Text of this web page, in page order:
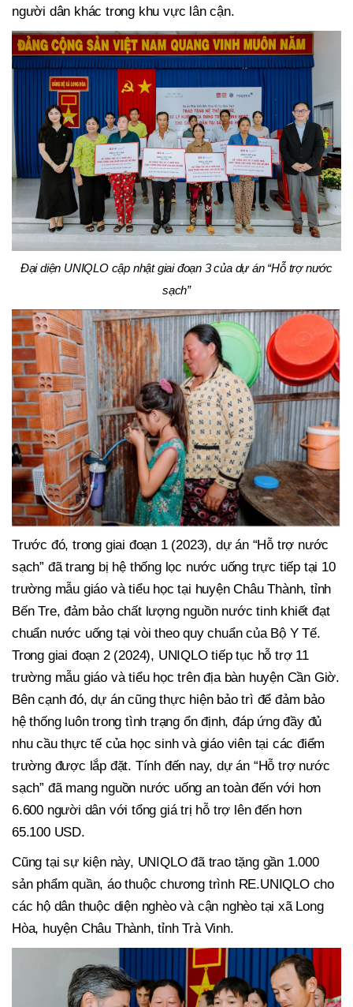
người dân khác trong khu vực lân cận.
Đại diện UNIQLO cập nhật giai đoạn 3 của dự án “Hỗ trợ nước
sạch”
Trước đó, trong giai đoạn 1 (2023), dự án “Hỗ trợ nước
sạch” đã trang bị hệ thống lọc nước uống trực tiếp tại 10
trường mẫu giáo và tiểu học tại huyện Châu Thành, tỉnh
Bến Tre, đảm bảo chất lượng nguồn nước tinh khiết đạt
chuẩn nước uống tại vòi theo quy chuẩn của Bộ Y Tế.
Trong giai đoạn 2 (2024), UNIQLO tiếp tục hỗ trợ 11
trường mẫu giáo và tiểu học trên địa bàn huyện Cần Giờ.
Bên cạnh đó, dự án cũng thực hiện bảo trì để đảm bảo
hệ thống luôn trong tình trạng ổn định, đáp ứng đầy đủ
nhu cầu thực tế của học sinh và giáo viên tại các điểm
trường được lắp đặt. Tính đến nay, dự án “Hỗ trợ nước
sạch” đã mang nguồn nước uống an toàn đến với hơn
6.600 người dân với tổng giá trị hỗ trợ lên đến hơn
65.100 USD.
Cũng tại sự kiện này, UNIQLO đã trao tặng gần 1.000
sản phẩm quần, áo thuộc chương trình RE.UNIQLO cho
các hộ dân thuộc diện nghèo và cận nghèo tại xã Long
Hòa, huyện Châu Thành, tỉnh Trà Vinh.